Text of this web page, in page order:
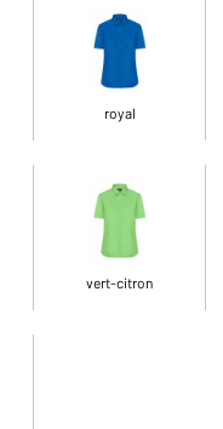
royal
vert-citron